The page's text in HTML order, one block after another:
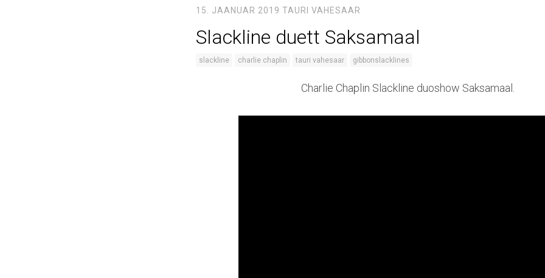
15. JAANUAR 2019 TAURI VAHESAAR
Slackline duett Saksamaal
slackline charlie chaplin tauri vahesaar gibbonslacklines
Charlie Chaplin Slackline duoshow Saksamaal.